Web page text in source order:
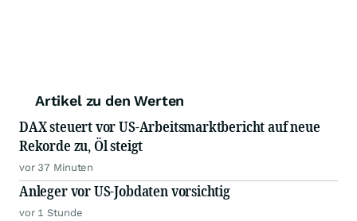
Artikel zu den Werten
DAX steuert vor US-Arbeitsmarktbericht auf neue
Rekorde zu, Öl steigt
vor 37 Minuten
Anleger vor US-Jobdaten vorsichtig
vor 1 Stunde